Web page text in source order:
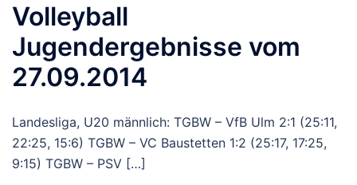
Volleyball
Jugendergebnisse vom
27.09.2014
Landesliga, U20 männlich: TGBW – VfB Ulm 2:1 (25:11,
22:25, 15:6) TGBW – VC Baustetten 1:2 (25:17, 17:25,
9:15) TGBW – PSV […]